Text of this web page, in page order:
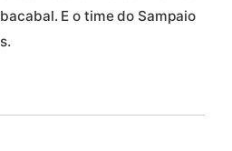
E o time do Sampaio